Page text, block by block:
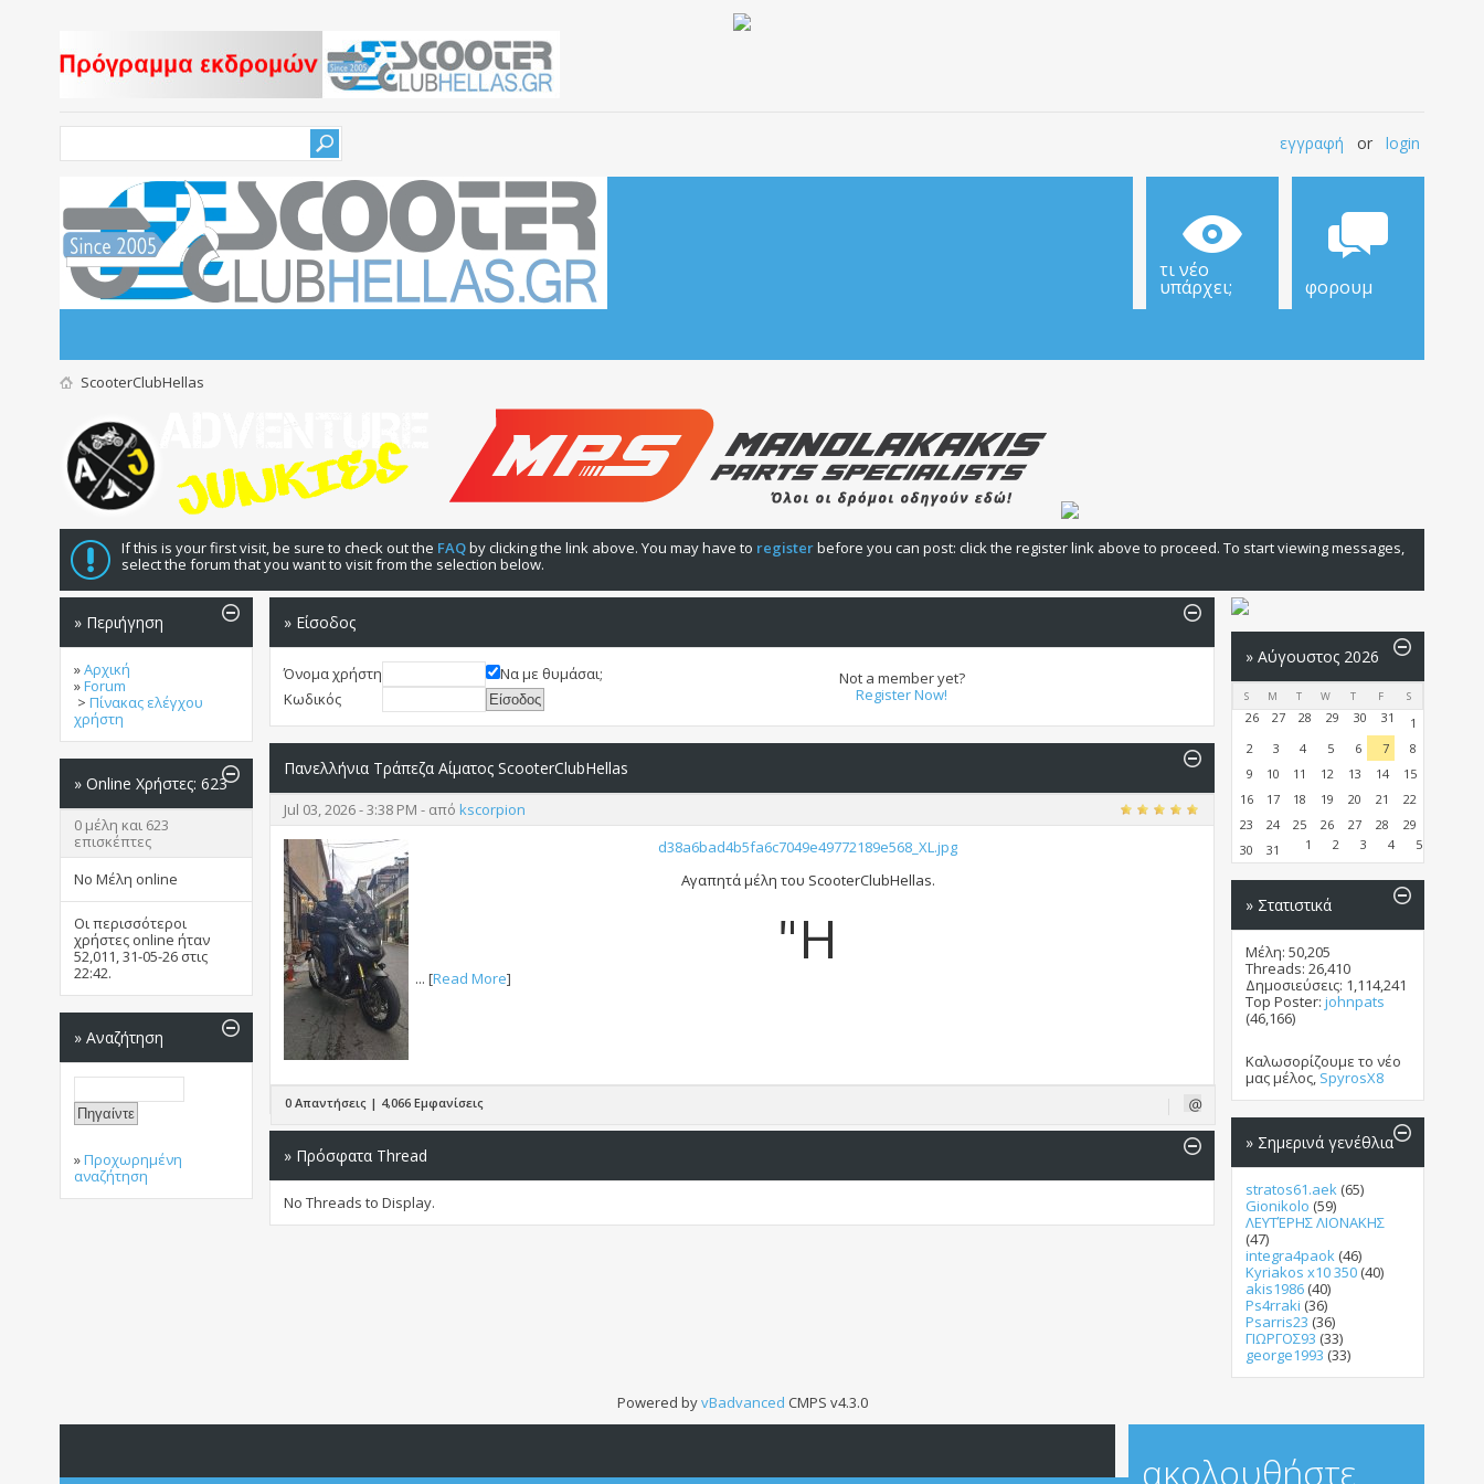
εγγραφή or login
τι νέο
υπάρχει; φορουμ
ScooterClubHellas
If this is your first visit, be sure to check out the FAQby clicking the link above. You may have to registerbefore you can post: click the register link above to proceed. To start viewing messages,
select the forum that you want to visit from the selection below.
» Περιήγηση
»Αρχική
»Forum
> Πίνακας ελέγχου
χρήστη
» Online Χρήστες: 623
0 μέλη και 623
επισκέπτες
No Μέλη online
Οι περισσότεροι
χρήστες online ήταν
52,011, 31-05-26 στις
22:42.
» Αναζήτηση
»Προχωρημένη
αναζήτηση
» Είσοδος
Όνομα χρήστη Να με θυμάσαι;
Not a member yet?
Register Now!
Κωδικός
Πανελλήνια Τράπεζα Αίματος ScooterClubHellas
Jul 03, 2026 - 3:38 PM - από kscorpion
d38a6bad4b5fa6c7049e49772189e568_XL.jpg
Αγαπητά μέλη του ScooterClubHellas.
"Η
... [Read More]
0 Απαντήσεις | 4,066 Εμφανίσεις
» Πρόσφατα Thread
No Threads to Display.
» Αύγουστος 2026
S M T W T F S
26 27 28 29 30 31
1
2
3 4 5 6 7
8
9
10 11 12 13 14
15
16
17 18 19 20 21
22
23
24 25 26 27 28
29
30
31 1 2 3 4 5
» Στατιστικά
Μέλη: 50,205
Threads: 26,410
Δημοσιεύσεις: 1,114,241
Top Poster: johnpats
(46,166)
Καλωσορίζουμε το νέο
μας μέλος, SpyrosX8
» Σημερινά γενέθλια
stratos61.aek (65)
Gionikolo (59)
ΛΕΥΤΈΡΗΣ ΛΙΟΝΑΚΗΣ
(47)
integra4paok (46)
Kyriakos x10 350 (40)
akis1986 (40)
Ps4rraki (36)
Psarris23 (36)
ΓΙΩΡΓΟΣ93 (33)
george1993 (33)
Powered byvBadvanced CMPS v4.3.0
ακολουθήστε